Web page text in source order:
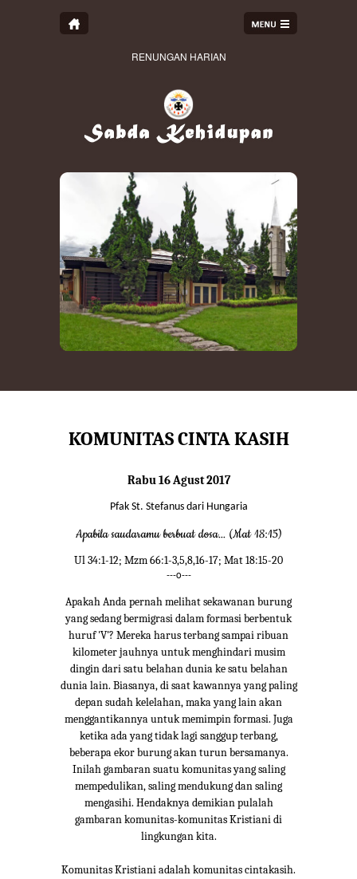
RENUNGAN HARIAN
KOMUNITAS CINTA KASIH
Rabu 16 Agust 2017
Pfak St. Stefanus dari Hungaria
Apabila saudaramu berbuat dosa... (Mat 18:15)
Ul 34:1-12; Mzm 66:1-3,5,8,16-17; Mat 18:15-20
---o---
Apakah Anda pernah melihat sekawanan burung
yang sedang bermigrasi dalam formasi berbentuk
huruf 'V'? Mereka harus terbang sampai ribuan
kilometer jauhnya untuk menghindari musim
dingin dari satu belahan dunia ke satu belahan
dunia lain. Biasanya, di saat kawannya yang paling
depan sudah kelelahan, maka yang lain akan
menggantikannya untuk memimpin formasi. Juga
ketika ada yang tidak lagi sanggup terbang,
beberapa ekor burung akan turun bersamanya.
Inilah gambaran suatu komunitas yang saling
mempedulikan, saling mendukung dan saling
mengasihi. Hendaknya demikian pulalah
gambaran komunitas-komunitas Kristiani di
lingkungan kita.
Komunitas Kristiani adalah komunitas cintakasih.